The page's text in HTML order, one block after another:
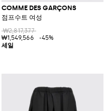
COMME DES GARÇONS
점프수트 여성
₩2,817,377
₩1,549,566
-45%